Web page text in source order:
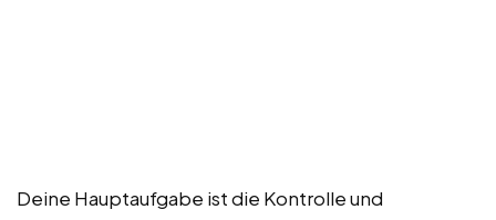
Deine Hauptaufgabe ist die Kontrolle und